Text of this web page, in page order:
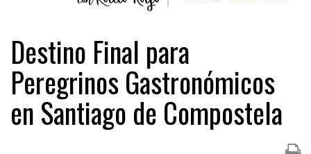
Destino Final para
Peregrinos Gastronómicos
en Santiago de Compostela